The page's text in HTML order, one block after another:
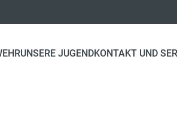
UNSERE JUGENDKONTAKT UND